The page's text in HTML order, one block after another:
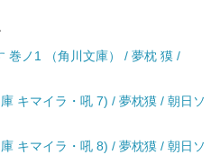
巻ノ1 （角川文庫） / 夢枕 獏 /
キマイラ・吼 7) / 夢枕獏 / 朝日ソ
キマイラ・吼 8) / 夢枕獏 / 朝日ソ